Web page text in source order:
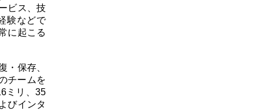
ビス、技
験などで
に起こる
・保存、
チームを
ミリ、35
びインタ